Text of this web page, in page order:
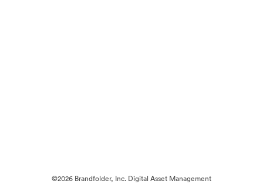
©2026 Brandfolder, Inc. Digital Asset Management